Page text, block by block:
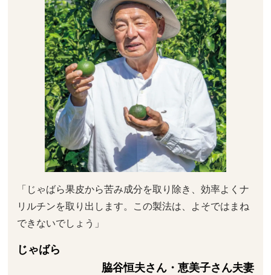
「じゃばら果皮から苦み成分を取り除き、効率よくナ
リルチンを取り出します。この製法は、よそではまね
できないでしょう」
じゃばら
脇谷恒夫さん・恵美子さん夫妻